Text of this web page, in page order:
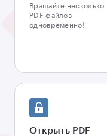
Вращайте несколько
PDF файлов
одновременно!
Открыть PDF